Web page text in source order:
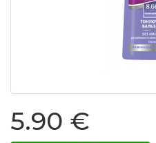
5.90 €